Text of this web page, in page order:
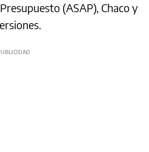
(ASAP), Chaco y